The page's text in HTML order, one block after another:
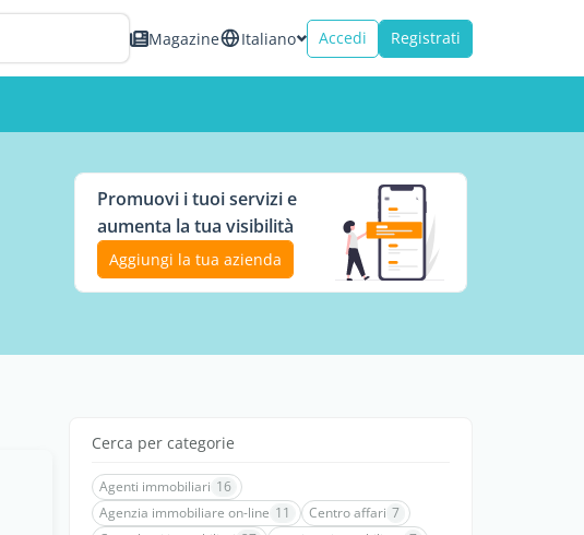
Magazine Italiano Accedi Registrati
Promuovi i tuoi servizi e
aumenta la tua visibilità
Aggiungi la tua azienda
Cerca per categorie
Agenti immobiliari 16
Agenzia immobiliare on-line 11 Centro affari 7